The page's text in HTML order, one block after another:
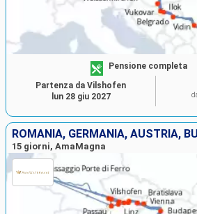
Pensione completa
Partenza da Vilshofen
lun 28 giu 2027
15 giorni, AmaMagna